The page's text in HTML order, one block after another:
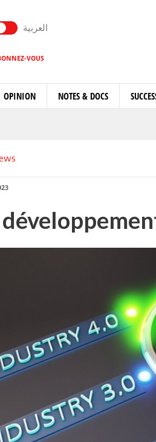
العربية
VOUS
OPINION NOTES & DOCS